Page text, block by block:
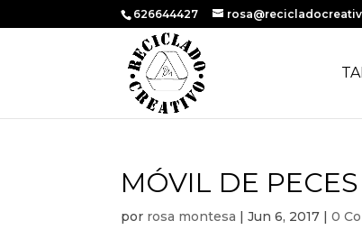
626644427
MÓVIL DE
por rosa montesa |Jun 6, 2017 |0